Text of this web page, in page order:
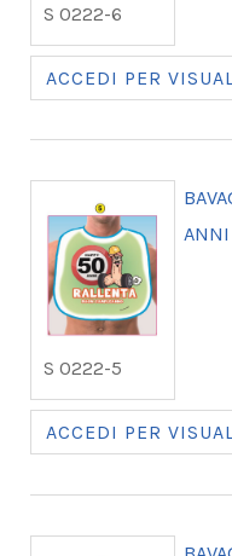
S 0222-6
ACCEDI PER
S 0222-5
ANNI
ACCEDI PER